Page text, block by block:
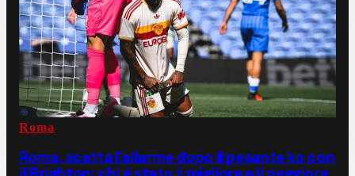
Roma
Roma, scatta l'allarme dopo il pesante ko con